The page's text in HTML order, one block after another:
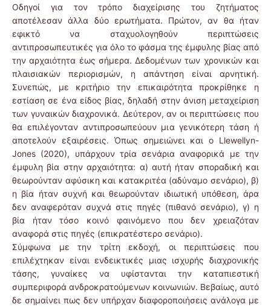
Οδηγοί για τον τρόπο διαχείρισης του ζητήματος
αποτέλεσαν άλλα δύο ερωτήματα. Πρώτον, αν θα ήταν
εφικτό να σταχυολογηθούν περιπτώσεις
αντιπροσωπευτικές για όλο το φάσμα της έμφυλης βίας από
την αρχαιότητα έως σήμερα. Δεδομένων των χρονικών και
πλαισιακών περιορισμών, η απάντηση είναι αρνητική.
Συνεπώς, με κριτήριο την επικαιρότητα προκρίθηκε η
εστίαση σε ένα είδος βίας, δηλαδή στην άνιση μεταχείριση
των γυναικών διαχρονικά. Δεύτερον, αν οι περιπτώσεις που
θα επιλέγονταν αντιπροσωπεύουν μια γενικότερη τάση ή
αποτελούν εξαιρέσεις. Όπως σημειώνει και ο Llewellyn-
Jones (2020), υπάρχουν τρία σενάρια αναφορικά με την
έμφυλη βία στην αρχαιότητα: α) αυτή ήταν σποραδική και
θεωρούνταν αφύσικη και κατακριτέα (αδύναμο σενάριο), β)
η βία ήταν συχνή και θεωρούνταν ιδιωτική υπόθεση, άρα
δεν αναφερόταν συχνά στις πηγές (πιθανό σενάριο), γ) η
βία ήταν τόσο κοινό φαινόμενο που δεν χρειαζόταν
αναφορά στις πηγές (επικρατέστερο σενάριο).
Σύμφωνα με την τρίτη εκδοχή, οι περιπτώσεις που
επιλέχτηκαν είναι ενδεικτικές μιας ισχυρής διαχρονικής
τάσης, γυναίκες να υφίστανται την καταπιεστική
συμπεριφορά ανδροκρατούμενων κοινωνιών. Βεβαίως, αυτό
δε σημαίνει πως δεν υπήρχαν διαφοροποιήσεις ανάλογα με